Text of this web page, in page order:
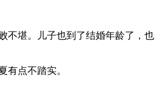
不堪。儿子也到了结婚年龄了，也
有点不踏实。